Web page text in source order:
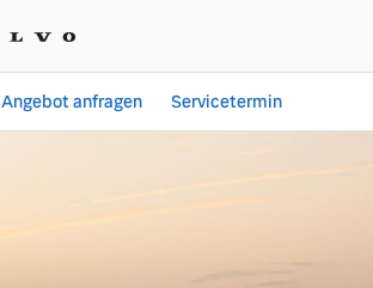
Angebot anfragen Servicetermin